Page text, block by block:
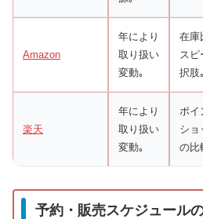
Amazon
年により
取り扱い
変動｡
在庫
スピ
択肢｡
楽天
年により
取り扱い
変動｡
ポイ
ショ
の比
予約・販売スケジュール